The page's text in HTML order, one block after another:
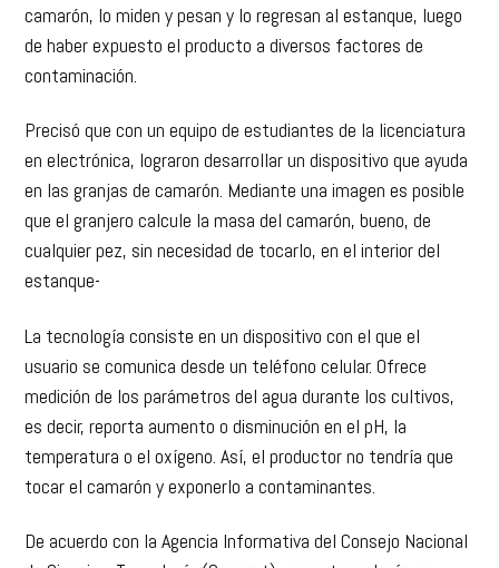
camarón, lo miden y pesan y lo regresan al estanque, luego
de haber expuesto el producto a diversos factores de
contaminación.
Precisó que con un equipo de estudiantes de la licenciatura
en electrónica, lograron desarrollar un dispositivo que ayuda
en las granjas de camarón. Mediante una imagen es posible
que el granjero calcule la masa del camarón, bueno, de
cualquier pez, sin necesidad de tocarlo, en el interior del
estanque-
La tecnología consiste en un dispositivo con el que el
usuario se comunica desde un teléfono celular. Ofrece
medición de los parámetros del agua durante los cultivos,
es decir, reporta aumento o disminución en el pH, la
temperatura o el oxígeno. Así, el productor no tendría que
tocar el camarón y exponerlo a contaminantes.
De acuerdo con la Agencia Informativa del Consejo Nacional